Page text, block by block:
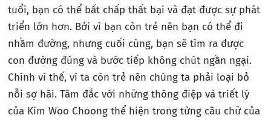
tuổi, bạn có thể bất chấp thất bại và đạt được sự phát
triển lớn hơn. Bởi vì bạn còn trẻ nên bạn có thể đi
nhầm đường, nhưng cuối cùng, bạn sẽ tìm ra được
con đường đúng và bước tiếp không chút ngần ngại.
Chính vì thế, vì ta còn trẻ nên chúng ta phải loại bỏ
nỗi sợ hãi. Tâm đắc với những thông điệp và triết lý
của Kim Woo Choong thể hiện trong từng câu chữ của